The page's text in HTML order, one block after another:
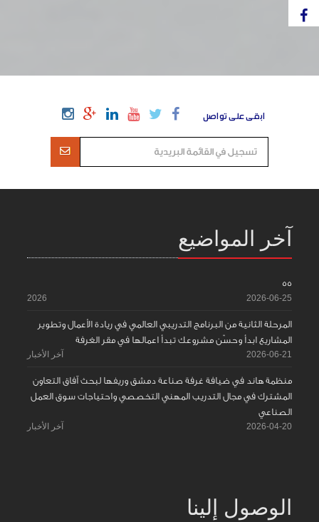
ابقى على تواصل
آخر المواضيع
55
2026-06-25
2026
المرحلة الثانية من البرنامج التدريبي العالمي في ريادة الأعمال وتطوير
المشاريع ابدأ وحسّن مشروعك تبدأ اعمالها في مقر الغرفة
2026-06-21 آخر الأخبار
منظمة هاند في ضيافة غرفة صناعة دمشق وريفها لبحث آفاق التعاون
المشترك في مجال التدريب المهني التخصصي واحتياجات سوق العمل
الصناعي
2026-04-20 آخر الأخبار
الوصول إلينا